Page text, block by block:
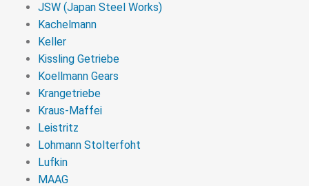
JSW (Japan Steel Works)
Kachelmann
Keller
Kissling Getriebe
Koellmann Gears
Krangetriebe
Kraus-Maffei
Leistritz
Lohmann Stolterfoht
Lufkin
MAAG